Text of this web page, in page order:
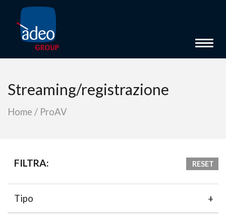
Streaming/registrazione
Home / ProAV
FILTRA: RESET
Tipo